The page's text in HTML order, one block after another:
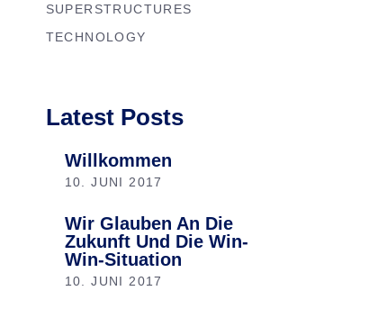
SUPERSTRUCTURES
TECHNOLOGY
Latest Posts
Willkommen
10. JUNI 2017
Wir Glauben An Die
Zukunft Und Die Win-
Win-Situation
10. JUNI 2017